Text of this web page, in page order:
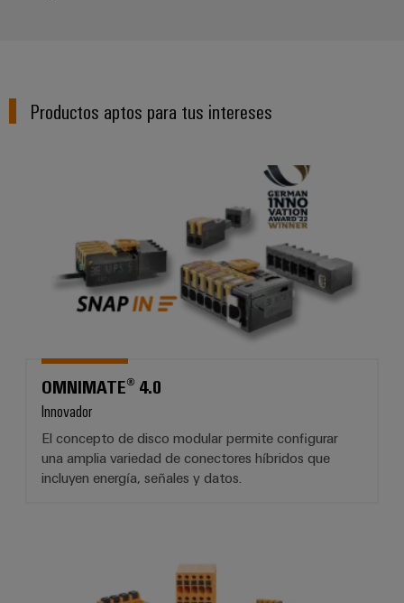
Productos aptos para tus intereses
OMNIMATE® 4.0
OMNIMATE® 4.0
Innovador
El concepto de disco modular permite configurar
una amplia variedad de conectores híbridos que
incluyen energía, señales y datos.